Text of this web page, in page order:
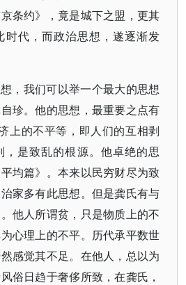
条约》，竟是城下之盟，更其
时代，而政治思想，遂逐渐发
，我们可以举一个最大的思想
珍。他的思想，最重要之点有
上的不平等，即人们的互相剥
是致乱的根源。他卓绝的思
均篇》。本来以民穷财尽为致
家多有此思想。但是龚氏有与
他人所谓贫，只是物质上的不
心理上的不平。历代承平数世
感觉其不足。在他人，总以为
俗日趋于奢侈所致，在龚氏，